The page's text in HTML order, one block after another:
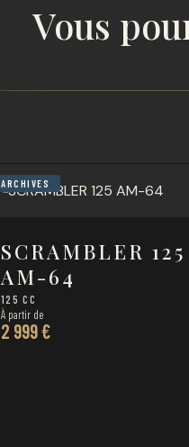
Vous
ARCHIVES
SCRAMBLER 125
AM-64
125 CC
À partir de
2 999 €